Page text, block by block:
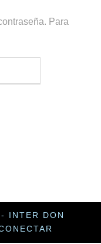
Para
INTER DON